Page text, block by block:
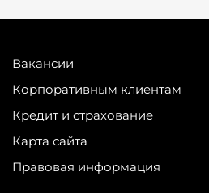
Вакансии
Корпоративным клиентам
Кредит и страхование
Карта сайта
Правовая информация